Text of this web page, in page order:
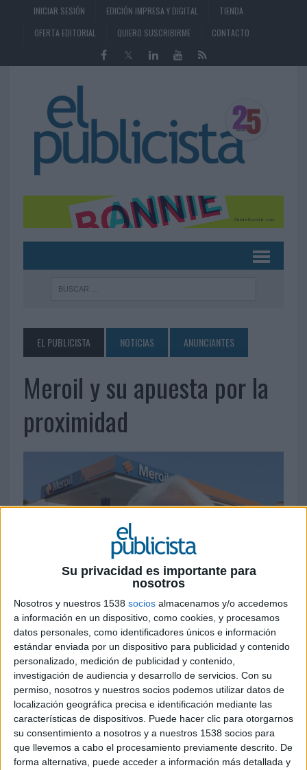
Su privacidad es importante para
nosotros
Nosotros y nuestros 1538 socios almacenamos y/o accedemos
a información en un dispositivo, como cookies, y procesamos
datos personales, como identificadores únicos e información
estándar enviada por un dispositivo para publicidad y contenido
personalizado, medición de publicidad y contenido,
investigación de audiencia y desarrollo de servicios. Con su
permiso, nosotros y nuestros socios podemos utilizar datos de
localización geográfica precisa e identificación mediante las
características de dispositivos. Puede hacer clic para otorgarnos
su consentimiento a nosotros y a nuestros 1538 socios para
que llevemos a cabo el procesamiento previamente descrito. De
forma alternativa, puede acceder a información más detallada y
INICIAR SESIÓN EDICIÓN IMPRESA Y DIGITAL
TIENDA
OFERTA EDITORIAL
QUIERO SUSCRIBIRME CONTACTO
EL PUBLICISTA NOTICIAS ANUNCIANTES
Meroil y su apuesta por la
proximidad
27 DE NOVIEMBRE DE 2019
“A nuestros vecinos” es la nueva campaña de
Gete Comunicación para la red de
estaciones de servicio
Meroil ha confiado a Gete Comunicaciónsu
nuevo posicionamiento, muy vinculado a sus
raíces y al compromiso con cada uno de sus
clientes, que más que clientes, son vecinos.